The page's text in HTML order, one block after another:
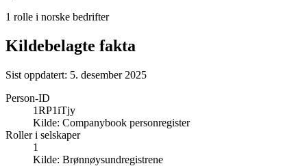
1 rolle i norske bedrifter
Kildebelagte fakta
Sist oppdatert: 5. desember 2025
Person-ID
1RP1iTjy
Kilde: Companybook personregister
Roller i selskaper
1
Kilde: Brønnøysundregistrene